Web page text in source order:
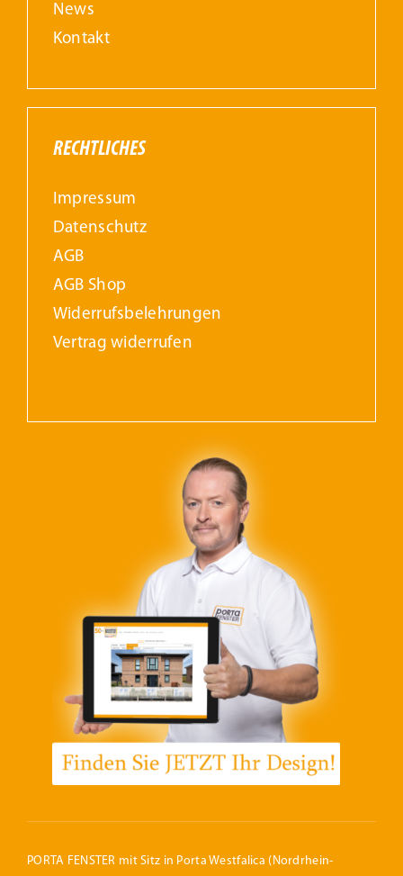
News
Kontakt
RECHTLICHES
Impressum
Datenschutz
AGB
AGB Shop
Widerrufs­belehrungen
Vertrag widerrufen
PORTA FENSTER mit Sitz in Porta Westfalica (Nordrhein-